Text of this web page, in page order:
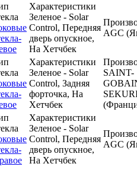
Характеристики
Зеленое - Solar
Control, Передняя
дверь опускное,
На Хетчбек
AGC
Характеристики
Зеленое - Solar
Control, Задняя
форточка, На
Хетчбек
SAINT-
Характеристики
Зеленое - Solar
Control, Передняя
дверь опускное,
На Хетчбек
AGC